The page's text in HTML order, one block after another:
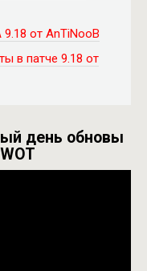
от AnTiNooB
в патче 9.18 от
день обновы